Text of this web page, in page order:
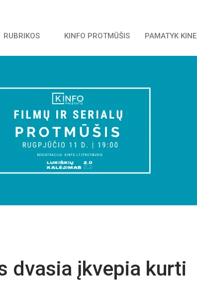
RUBRIKOS KINFO PROTMŪŠIS PAMATYK KINE
dvasia įkvepia kurti